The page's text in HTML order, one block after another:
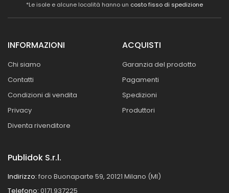
*Le isole e alcune località hanno un costo fisso di spedizione
INFORMAZIONI
Chi siamo
Contatti
Condizioni di vendita
Privacy
Diventa rivenditore
ACQUISTI
Garanzia del prodotto
Pagamenti
Spedizioni
Produttori
Publidok S.r.l.
Indirizzo: foro Buonaparte 59, 20121 Milano (MI)
Telefono: 0171.937225